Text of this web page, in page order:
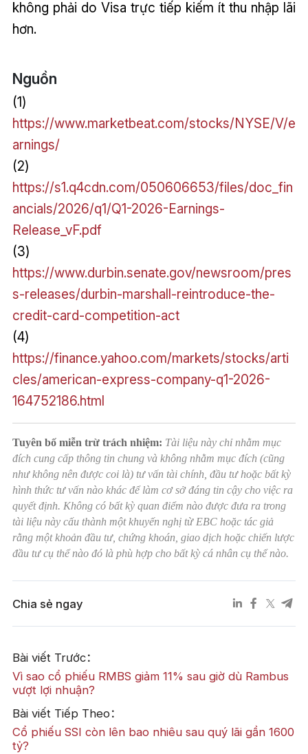
không phải do Visa trực tiếp kiếm ít thu nhập lãi
hơn.
Nguồn
(1)
https://www.marketbeat.com/stocks/NYSE/V/e
arnings/
(2)
https://s1.q4cdn.com/050606653/files/doc_fin
ancials/2026/q1/Q1-2026-Earnings-
Release_vF.pdf
(3)
https://www.durbin.senate.gov/newsroom/pres
s-releases/durbin-marshall-reintroduce-the-
credit-card-competition-act
(4)
https://finance.yahoo.com/markets/stocks/arti
cles/american-express-company-q1-2026-
164752186.html
Tuyên bố miễn trừ trách nhiệm: Tài liệu này chỉ nhằm mục
đích cung cấp thông tin chung và không nhằm mục đích (cũng
như không nên được coi là) tư vấn tài chính, đầu tư hoặc bất kỳ
hình thức tư vấn nào khác để làm cơ sở đáng tin cậy cho việc ra
quyết định. Không có bất kỳ quan điểm nào được đưa ra trong
tài liệu này cấu thành một khuyến nghị từ EBC hoặc tác giả
rằng một khoản đầu tư, chứng khoán, giao dịch hoặc chiến lược
đầu tư cụ thể nào đó là phù hợp cho bất kỳ cá nhân cụ thể nào.
Chia sẻ ngay
Bài viết Trước：
Vì sao cổ phiếu RMBS giảm 11% sau giờ dù Rambus
vượt lợi nhuận?
Bài viết Tiếp Theo：
Cổ phiếu SSI còn lên bao nhiêu sau quý lãi gần 1600
tỷ?